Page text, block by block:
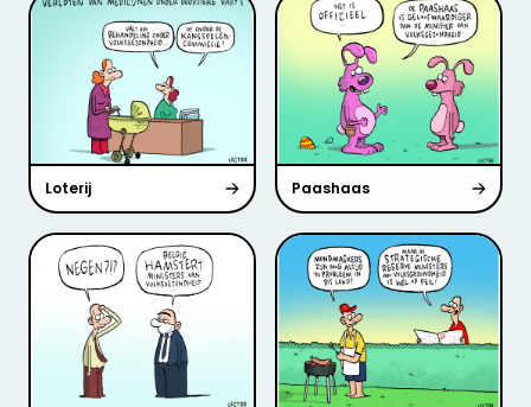
Loterij Paashaas